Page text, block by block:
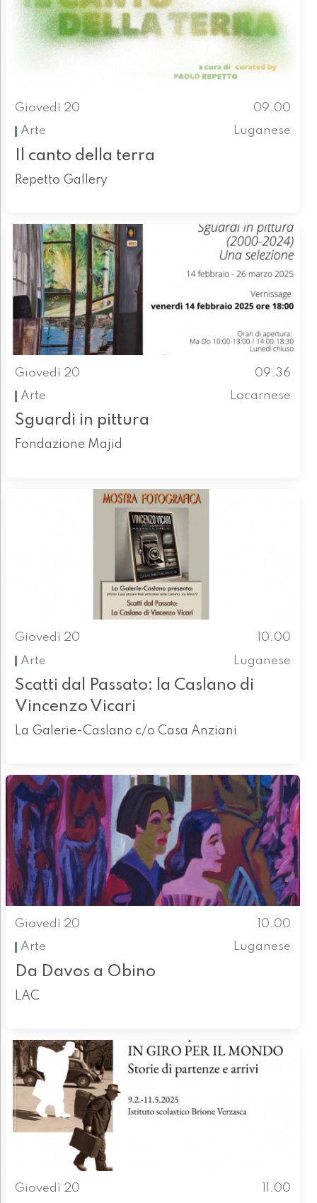
Giovedì 20
09.00
Arte
Luganese
Il canto della terra
Repetto Gallery
Giovedì 20
09.36
Arte
Locarnese
Sguardi in pittura
Fondazione Majid
Giovedì 20
10.00
Arte
Luganese
Scatti dal Passato: la Caslano di
Vincenzo Vicari
La Galerie-Caslano c/o Casa Anziani
Giovedì 20
10.00
Arte
Luganese
Da Davos a Obino
LAC
Giovedì 20 11.00